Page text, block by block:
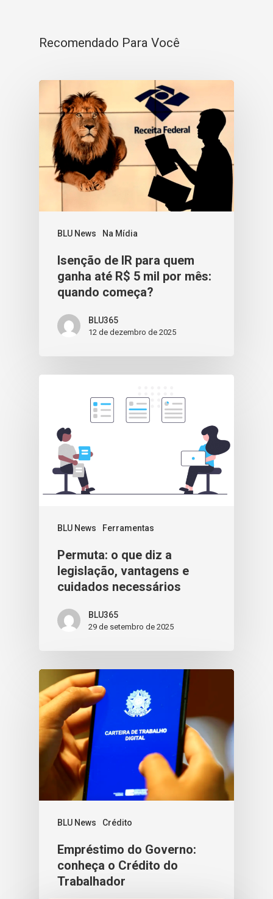
Recomendado Para Você
BLU News Na Mídia
Isenção de IR para quem
ganha até R$ 5 mil por mês:
quando começa?
BLU365
12 de dezembro de 2025
BLU News Ferramentas
Permuta: o que diz a
legislação, vantagens e
cuidados necessários
BLU365
29 de setembro de 2025
BLU News Crédito
Empréstimo do Governo:
conheça o Crédito do
Trabalhador